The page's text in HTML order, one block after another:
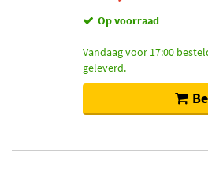
Op voorraad
Vandaag voor 17:00
geleverd.